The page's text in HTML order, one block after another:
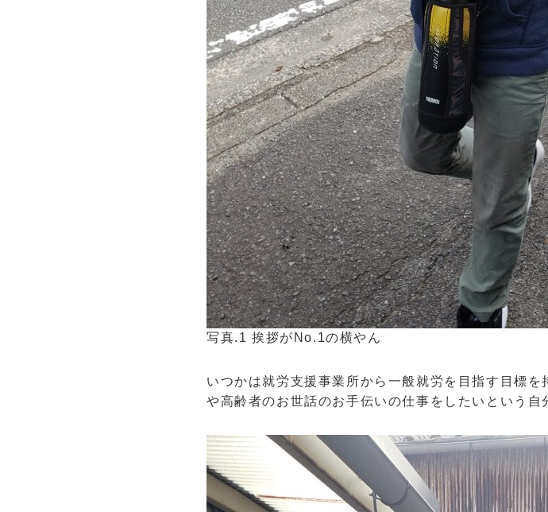
写真.1 挨拶がNo.1の横やん
いつかは就労支援事業所から一般就労を目指す目標
や高齢者のお世話のお手伝いの仕事をしたいという自